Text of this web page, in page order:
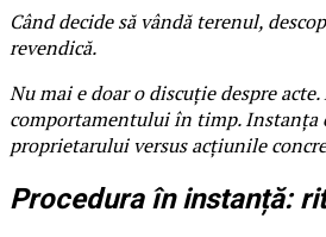
Când decide să vândă terenul,
revendică.
Nu mai e doar o discuție despre
comportamentului în timp. Instanța
proprietarului versus acțiunile
Procedura în instanță: